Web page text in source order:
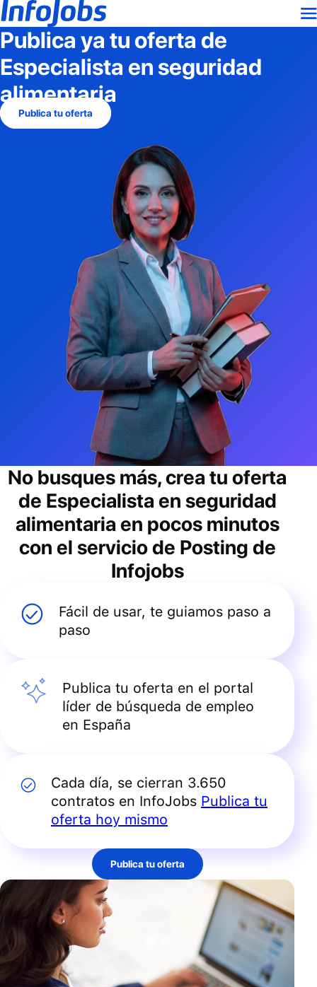
Publica ya tu oferta de
Especialista en seguridad
alimentaria
Publica tu oferta
No busques más, crea tu oferta
de Especialista en seguridad
alimentaria en pocos minutos
con el servicio de Posting de
Infojobs
Fácil de usar, te guiamos paso a
paso
Publica tu oferta en el portal
líder de búsqueda de empleo
en España
Cada día, se cierran 3.650
contratos en InfoJobs Publica tu
oferta hoy mismo
Publica tu oferta